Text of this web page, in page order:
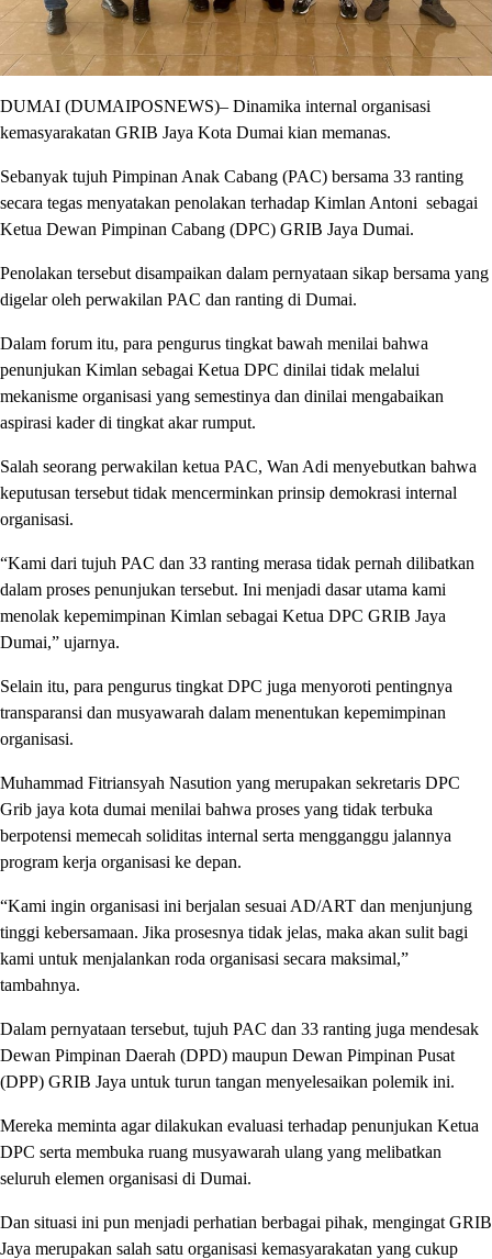
DUMAI (DUMAIPOSNEWS)– Dinamika internal organisasi
kemasyarakatan GRIB Jaya Kota Dumai kian memanas.
Sebanyak tujuh Pimpinan Anak Cabang (PAC) bersama 33 ranting
secara tegas menyatakan penolakan terhadap Kimlan Antoni sebagai
Ketua Dewan Pimpinan Cabang (DPC) GRIB Jaya Dumai.
Penolakan tersebut disampaikan dalam pernyataan sikap bersama yang
digelar oleh perwakilan PAC dan ranting di Dumai.
Dalam forum itu, para pengurus tingkat bawah menilai bahwa
penunjukan Kimlan sebagai Ketua DPC dinilai tidak melalui
mekanisme organisasi yang semestinya dan dinilai mengabaikan
aspirasi kader di tingkat akar rumput.
Salah seorang perwakilan ketua PAC, Wan Adi menyebutkan bahwa
keputusan tersebut tidak mencerminkan prinsip demokrasi internal
organisasi.
“Kami dari tujuh PAC dan 33 ranting merasa tidak pernah dilibatkan
dalam proses penunjukan tersebut. Ini menjadi dasar utama kami
menolak kepemimpinan Kimlan sebagai Ketua DPC GRIB Jaya
Dumai,” ujarnya.
Selain itu, para pengurus tingkat DPC juga menyoroti pentingnya
transparansi dan musyawarah dalam menentukan kepemimpinan
organisasi.
Muhammad Fitriansyah Nasution yang merupakan sekretaris DPC
Grib jaya kota dumai menilai bahwa proses yang tidak terbuka
berpotensi memecah soliditas internal serta mengganggu jalannya
program kerja organisasi ke depan.
“Kami ingin organisasi ini berjalan sesuai AD/ART dan menjunjung
tinggi kebersamaan. Jika prosesnya tidak jelas, maka akan sulit bagi
kami untuk menjalankan roda organisasi secara maksimal,”
tambahnya.
Dalam pernyataan tersebut, tujuh PAC dan 33 ranting juga mendesak
Dewan Pimpinan Daerah (DPD) maupun Dewan Pimpinan Pusat
(DPP) GRIB Jaya untuk turun tangan menyelesaikan polemik ini.
Mereka meminta agar dilakukan evaluasi terhadap penunjukan Ketua
DPC serta membuka ruang musyawarah ulang yang melibatkan
seluruh elemen organisasi di Dumai.
Dan situasi ini pun menjadi perhatian berbagai pihak, mengingat GRIB
Jaya merupakan salah satu organisasi kemasyarakatan yang cukup